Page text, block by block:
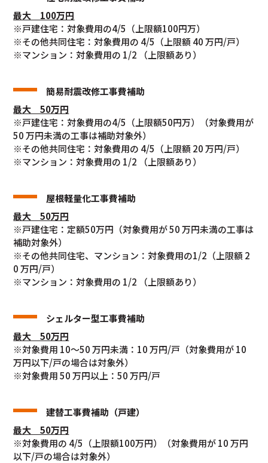
最大 100万円
※戸建住宅：対象費用の4/5（上限額100円万）
※その他共同住宅：対象費用の 4/5（上限額 40 万円/戸）
※マンション：対象費用の 1/2 （上限額あり）
簡易耐震改修工事費補助
最大 50万円
※戸建住宅：対象費用の4/5（上限額50円万）（対象費用が
50 万円未満の工事は補助対象外）
※その他共同住宅：対象費用の 4/5（上限額 20 万円/戸）
※マンション：対象費用の 1/2 （上限額あり）
屋根軽量化工事費補助
最大 50万円
※戸建住宅：定額50万円（対象費用が 50 万円未満の工事は
補助対象外）
※その他共同住宅、マンション：対象費用の1/2（上限額 2
0 万円/戸）
※マンション：対象費用の 1/2 （上限額あり）
シェルター型工事費補助
最大 50万円
※対象費用 10～50 万円未満：10 万円/戸（対象費用が 10
万円以下/戸の場合は対象外）
※対象費用 50 万円以上：50 万円/戸
建替工事費補助（戸建）
最大 50万円
※対象費用の 4/5（上限額100万円）（対象費用が 10 万円
以下/戸の場合は対象外）